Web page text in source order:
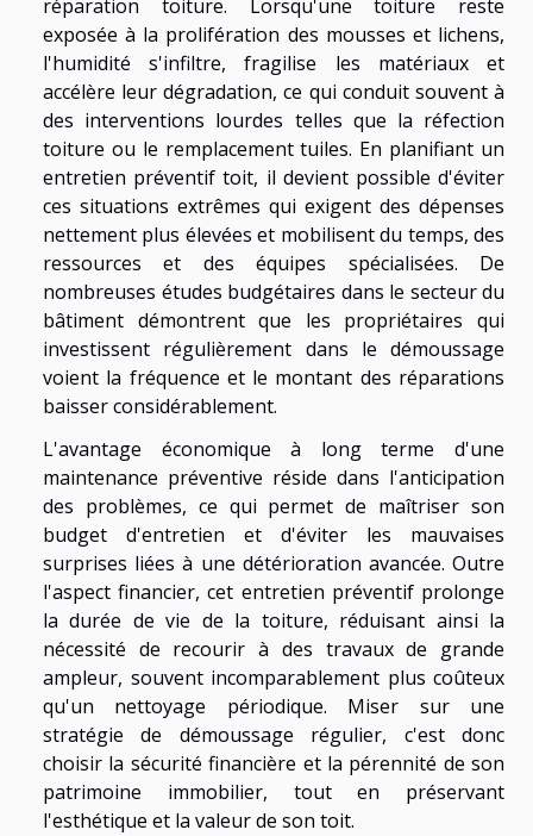
réparation toiture. Lorsqu'une toiture reste
exposée à la prolifération des mousses et lichens,
l'humidité s'infiltre, fragilise les matériaux et
accélère leur dégradation, ce qui conduit souvent à
des interventions lourdes telles que la réfection
toiture ou le remplacement tuiles. En planifiant un
entretien préventif toit, il devient possible d'éviter
ces situations extrêmes qui exigent des dépenses
nettement plus élevées et mobilisent du temps, des
ressources et des équipes spécialisées. De
nombreuses études budgétaires dans le secteur du
bâtiment démontrent que les propriétaires qui
investissent régulièrement dans le démoussage
voient la fréquence et le montant des réparations
baisser considérablement.
L'avantage économique à long terme d'une
maintenance préventive réside dans l'anticipation
des problèmes, ce qui permet de maîtriser son
budget d'entretien et d'éviter les mauvaises
surprises liées à une détérioration avancée. Outre
l'aspect financier, cet entretien préventif prolonge
la durée de vie de la toiture, réduisant ainsi la
nécessité de recourir à des travaux de grande
ampleur, souvent incomparablement plus coûteux
qu'un nettoyage périodique. Miser sur une
stratégie de démoussage régulier, c'est donc
choisir la sécurité financière et la pérennité de son
patrimoine immobilier, tout en préservant
l'esthétique et la valeur de son toit.